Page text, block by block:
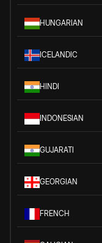
HUNGARIAN
ICELANDIC
HINDI
INDONESIAN
GUJARATI
GEORGIAN
FRENCH